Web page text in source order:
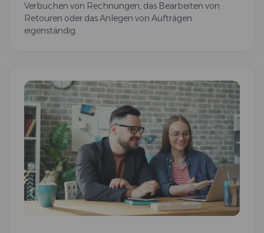
Verbuchen von Rechnungen, das Bearbeiten von
Retouren oder das Anlegen von Aufträgen
eigenständig.